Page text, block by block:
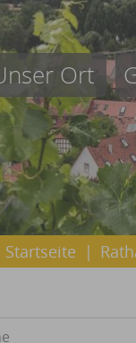
Ort
Startseite |